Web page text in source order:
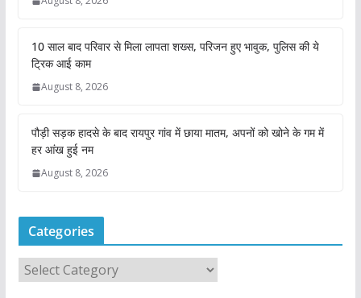
10 साल बाद परिवार से मिला लापता शख्स, परिजन हुए भावुक, पुलिस की ये
ट्रिक आई काम
August 8, 2026
पौड़ी सड़क हादसे के बाद रायपुर गांव में छाया मातम, अपनों को खोने के गम में
हर आंख हुई नम
August 8, 2026
Categories